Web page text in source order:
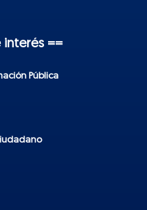
interés ==
Pública